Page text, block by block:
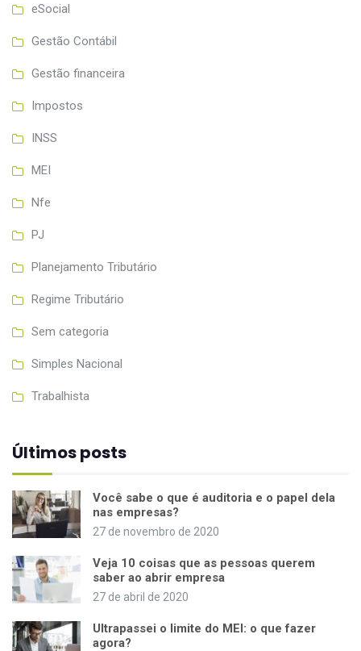
eSocial
Gestão Contábil
Gestão financeira
Impostos
INSS
MEI
Nfe
PJ
Planejamento Tributário
Regime Tributário
Sem categoria
Simples Nacional
Trabalhista
Últimos posts
Você sabe o que é auditoria e o papel dela
nas empresas?
27 de novembro de 2020
Veja 10 coisas que as pessoas querem
saber ao abrir empresa
27 de abril de 2020
Ultrapassei o limite do MEI: o que fazer
agora?